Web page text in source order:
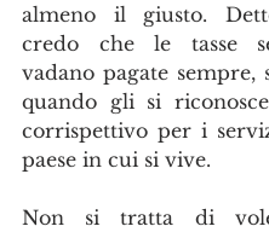
almeno il giusto.
credo che le tasse
vadano pagate sempre,
quando gli si
corrispettivo per i
paese in cui si vive.
Non si tratta di